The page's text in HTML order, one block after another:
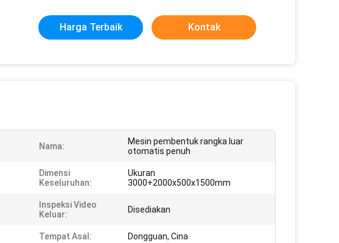
Harga Terbaik Kontak
Nama:
Mesin pembentuk rangka luar
otomatis penuh
Dimensi
Keseluruhan:
Ukuran
3000+2000x500x1500mm
Inspeksi Video
Keluar:
Disediakan
Tempat Asal: Dongguan, Cina